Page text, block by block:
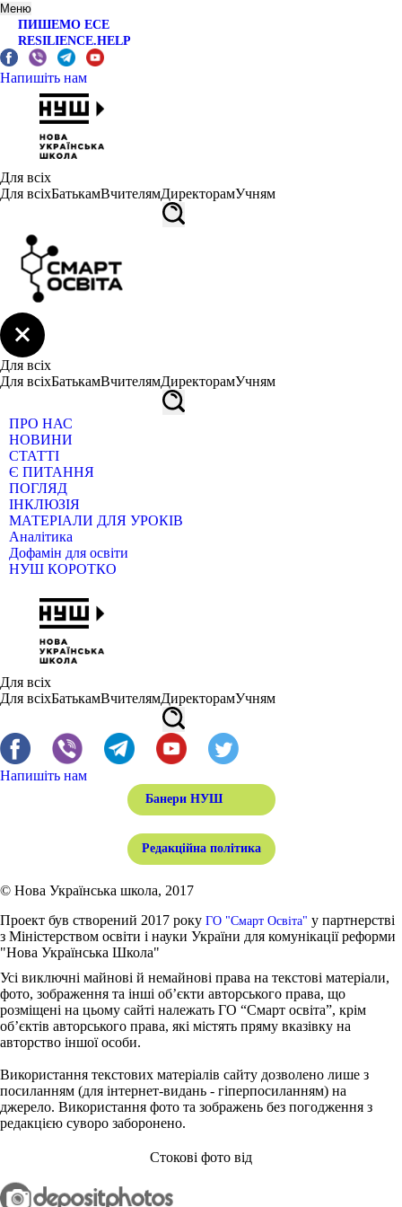
Меню
ПИШЕМО ЕСЕ
RESILIENCE.HELP
Напишіть нам
Для всіх
Для всіхБатькамВчителямДиректорамУчням
Для всіх
Для всіхБатькамВчителямДиректорамУчням
ПРО НАС
НОВИНИ
СТАТТІ
Є ПИТАННЯ
ПОГЛЯД
ІНКЛЮЗІЯ
МАТЕРІАЛИ ДЛЯ УРОКІВ
Аналітика
Дофамін для освіти
НУШ КОРОТКО
Для всіх
Для всіхБатькамВчителямДиректорамУчням
Напишіть нам
Банери НУШ
Редакційна політика
© Нова Українська школа, 2017
Проект був створений 2017 року ГО "Смарт Освіта" у партнерстві
з Міністерством освіти і науки України для комунікації реформи
"Нова Українська Школа"
Усі виключні майнові й немайнові права на текстові матеріали,
фото, зображення та інші об’єкти авторського права, що
розміщені на цьому сайті належать ГО “Смарт освіта”, крім
об’єктів авторського права, які містять пряму вказівку на
авторство іншої особи.
Використання текстових матеріалів сайту дозволено лише з
посиланням (для інтернет-видань - гіперпосиланням) на
джерело. Використання фото та зображень без погодження з
редакцією суворо заборонено.
Стокові фото від